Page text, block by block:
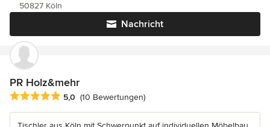
Nachricht
50827 Köln
PR Holz&mehr
Durchschnittliche Bewertung: 5 von 5 Sternen
5,0 (10 Bewertungen)